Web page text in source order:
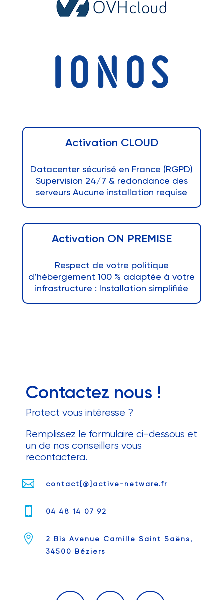
Activation CLOUD
Datacenter sécurisé en France (RGPD)
Supervision 24/7 & redondance des
serveurs Aucune installation requise
Activation ON PREMISE
Respect de votre politique
d’hébergement 100 % adaptée à votre
infrastructure : Installation simplifiée
Contactez nous !
Protect vous intéresse ?
Remplissez le formulaire ci-dessous et
un de nos conseillers vous
recontactera.
 contact[@]active-netware.fr
 04 48 14 07 92

2 Bis Avenue Camille Saint Saëns,
34500 Béziers